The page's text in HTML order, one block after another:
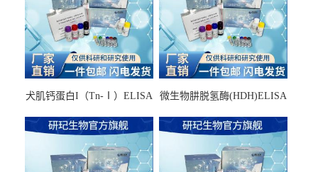
犬肌钙蛋白I（Tn-Ⅰ）ELISA
微生物肼脱氢酶(HDH)ELISA